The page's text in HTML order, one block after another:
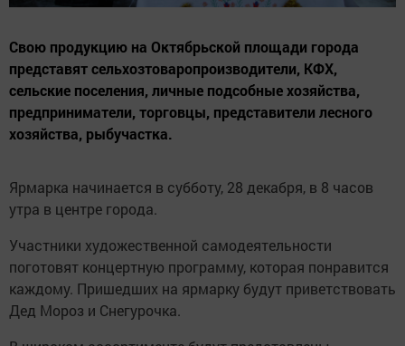
Свою продукцию на Октябрьской площади города
представят сельхозтоваропроизводители, КФХ,
сельские поселения, личные подсобные хозяйства,
предприниматели, торговцы, представители лесного
хозяйства, рыбучастка.
Ярмарка начинается в субботу, 28 декабря, в 8 часов
утра в центре города.
Участники художественной самодеятельности
поготовят концертную программу, которая понравится
каждому. Пришедших на ярмарку будут приветствовать
Дед Мороз и Снегурочка.